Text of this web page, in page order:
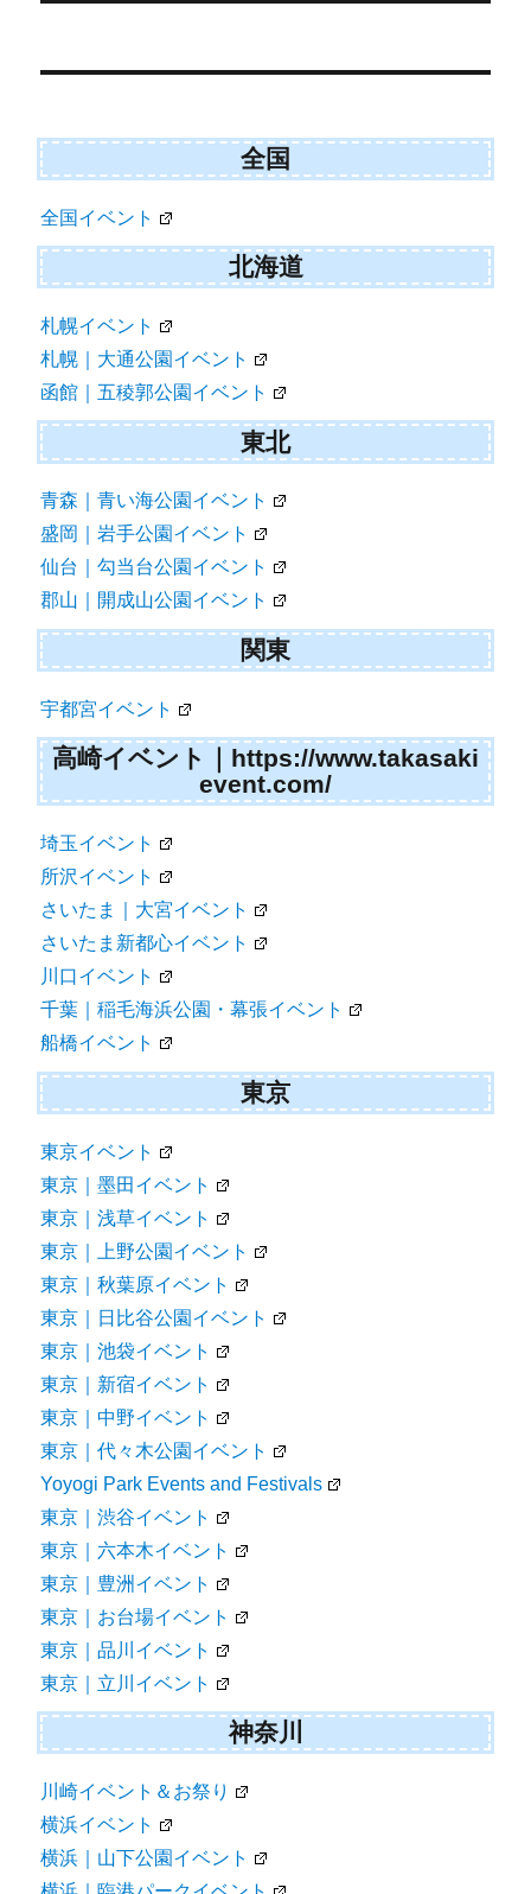
稿
ビ
ゲ
ー
シ
ョ
ン
全国
全国イベント
北海道
札幌イベント
札幌｜大通公園イベント
函館｜五稜郭公園イベント
東北
青森｜青い海公園イベント
盛岡｜岩手公園イベント
仙台｜勾当台公園イベント
郡山｜開成山公園イベント
関東
宇都宮イベント
高崎イベント｜https://www.takasaki
event.com/
埼玉イベント
所沢イベント
さいたま｜大宮イベント
さいたま新都心イベント
川口イベント
千葉｜稲毛海浜公園・幕張イベント
船橋イベント
東京
東京イベント
東京｜墨田イベント
東京｜浅草イベント
東京｜上野公園イベント
東京｜秋葉原イベント
東京｜日比谷公園イベント
東京｜池袋イベント
東京｜新宿イベント
東京｜中野イベント
東京｜代々木公園イベント
Yoyogi Park Events and Festivals
東京｜渋谷イベント
東京｜六本木イベント
東京｜豊洲イベント
東京｜お台場イベント
東京｜品川イベント
東京｜立川イベント
神奈川
川崎イベント＆お祭り
横浜イベント
横浜｜山下公園イベント